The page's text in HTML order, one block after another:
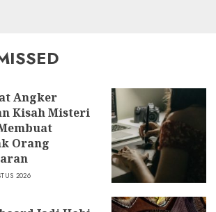
Angker
Kisah Misteri
Orang
2026